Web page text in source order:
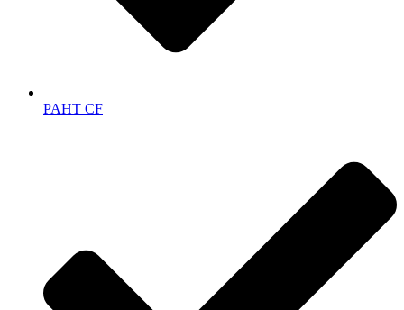
PAHT CF